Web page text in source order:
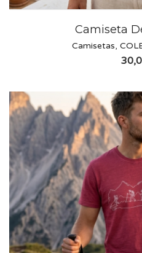
Camiseta
Camisetas,